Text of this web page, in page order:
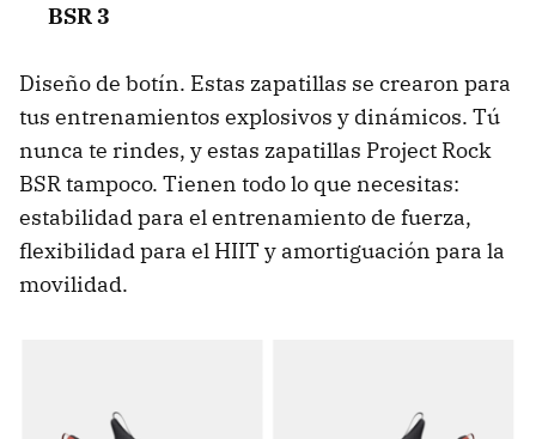
BSR 3
Diseño de botín. Estas zapatillas se crearon para
tus entrenamientos explosivos y dinámicos. Tú
nunca te rindes, y estas zapatillas Project Rock
BSR tampoco. Tienen todo lo que necesitas:
estabilidad para el entrenamiento de fuerza,
flexibilidad para el HIIT y amortiguación para la
movilidad.